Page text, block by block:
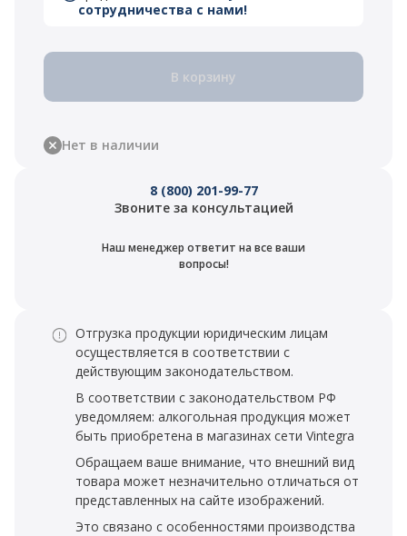
сотрудничества с нами!
В корзину
Нет в наличии
8 (800) 201-99-77
Звоните за консультацией
Наш менеджер ответит на все ваши
вопросы!
Отгрузка продукции юридическим лицам
осуществляется в соответствии с
действующим законодательством.
В соответствии с законодательством РФ
уведомляем: алкогольная продукция может
быть приобретена в магазинах сети Vintegra
Обращаем ваше внимание, что внешний вид
товара может незначительно отличаться от
представленных на сайте изображений.
Это связано с особенностями производства